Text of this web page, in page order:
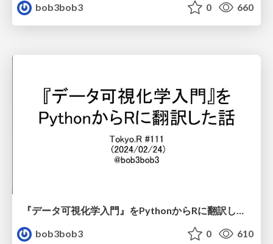
bob3bob3
0 660
『データ可視化学入門』をPythonからRに翻訳した話（増強版）
bob3bob3
0 610